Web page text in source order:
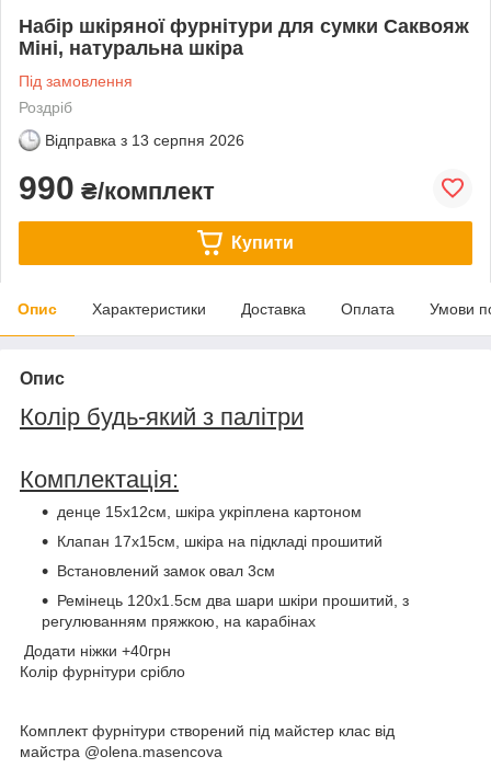
Набір шкіряної фурнітури для сумки Саквояж
Міні, натуральна шкіра
Під замовлення
Роздріб
Відправка з 13 серпня 2026
990 ₴/комплект
Купити
Опис Характеристики Доставка Оплата Умови
Опис
Колір будь-який з палітри
Комплектація:
денце 15х12см, шкіра укріплена картоном
Клапан 17х15см, шкіра на підкладі прошитий
Встановлений замок овал 3см
Ремінець 120х1.5см два шари шкіри прошитий, з
регулюванням пряжкою, на карабінах
Додати ніжки +40грн
Колір фурнітури срібло
Комплект фурнітури створений під майстер клас від
майстра @olena.masencova